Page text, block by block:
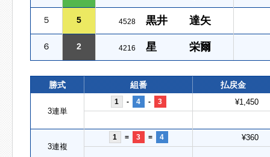
５ 5 4528 黒井 達矢
６ 2 4216 星 栄爾
勝式 組番 払戻金
3連単
1 - 4 - 3 ¥1,450
3連複
1 = 3 = 4 ¥360